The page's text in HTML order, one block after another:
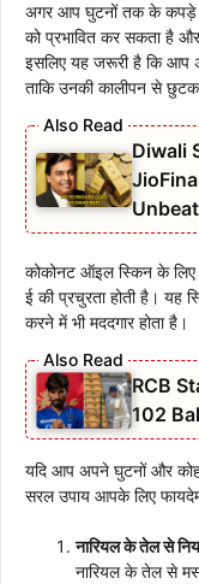
अगर आप घुटनों तक के
को प्रभावित कर सकता है
इसलिए यह जरूरी है कि आप
ताकि उनकी कालीपन से
Diwali
कोकोनट ऑइल स्किन के लिए
ई की प्रचुरता होती है। यह
करने में भी मददगार होता है।
RCB
102
यदि आप अपने घुटनों और
सरल उपाय आपके लिए
नारियल के तेल से
नारियल के तेल से